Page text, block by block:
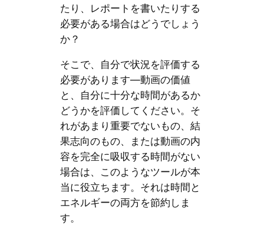
たり、レポートを書いたりする
必要がある場合はどうでしょう
か？
そこで、自分で状況を評価する
必要があります—動画の価値
と、自分に十分な時間があるか
どうかを評価してください。そ
れがあまり重要でないもの、結
果志向のもの、または動画の内
容を完全に吸収する時間がない
場合は、このようなツールが本
当に役立ちます。それは時間と
エネルギーの両方を節約しま
す。